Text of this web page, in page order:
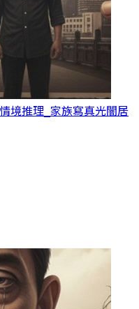
境推理_家族寫真光闇居